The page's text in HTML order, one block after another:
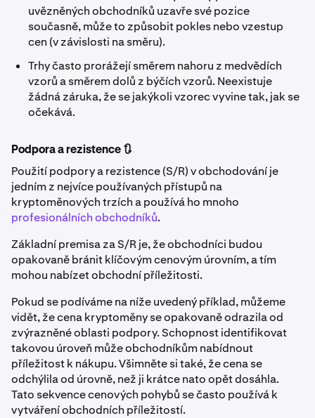
uvězněných obchodníků uzavře své pozice
současně, může to způsobit pokles nebo vzestup
cen (v závislosti na směru).
Trhy často prorážejí směrem nahoru z medvědích
vzorů a směrem dolů z býčích vzorů. Neexistuje
žádná záruka, že se jakýkoli vzorec vyvine tak, jak se
očekává.
Podpora a rezistence 🔃
Použití podpory a rezistence (S/R) v obchodování je
jedním z nejvíce používaných přístupů na
kryptoměnových trzích a používá ho mnoho
profesionálních obchodníků.
Základní premisa za S/R je, že obchodníci budou
opakovaně bránit klíčovým cenovým úrovním, a tím
mohou nabízet obchodní příležitosti.
Pokud se podíváme na níže uvedený příklad, můžeme
vidět, že cena kryptoměny se opakovaně odrazila od
zvýrazněné oblasti podpory. Schopnost identifikovat
takovou úroveň může obchodníkům nabídnout
příležitost k nákupu. Všimněte si také, že cena se
odchýlila od úrovně, než ji krátce nato opět dosáhla.
Tato sekvence cenových pohybů se často používá k
vytváření obchodních příležitostí.